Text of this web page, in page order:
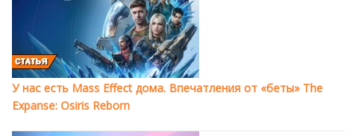
У нас есть Mass Effect дома. Впечатления от «беты» The
Expanse: Osiris Reborn